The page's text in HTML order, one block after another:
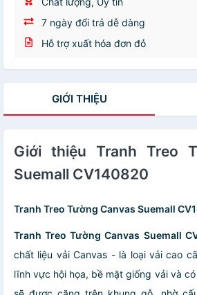
7 ngày đổi trả dễ dàng
Hỗ trợ xuất hóa đơn đỏ
GIỚI THIỆU
Giới thiệu Tranh Treo
Suemall CV140820
Tranh Treo Tường Canvas Suemall
Tranh Treo Tường Canvas Suemall
chất liệu vải Canvas - là loại vải cao
lĩnh vực hội họa, bề mặt giống vải và